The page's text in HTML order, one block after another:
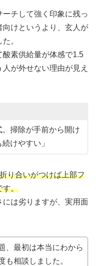
チして強く印象に残っ
けというより、玄人が
。
素供給量が体感で1.5
が外せない理由が見え
。掃除が手前から開け
けやすい」
り合いがつけば上部フ
す。
は劣りますが、実用面
、最初は本当にわから
も相談しました。